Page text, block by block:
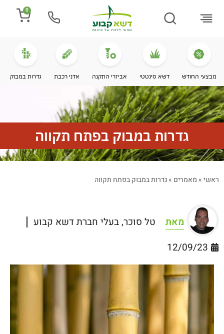
0
מבצעי החודש דשא סינטטי אביזרי התקנה אדני רכבת גדרות במבוק
גדרות במבוק בפתח תקווה
ראשי»מאמרים »גדרות במבוק בפתח תקווה
מאת
טל סוכר, בעלי חברת דשא קבוע
12/09/23